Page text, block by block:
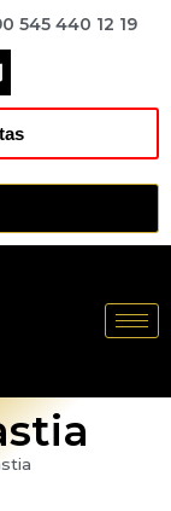
545 440 12 19